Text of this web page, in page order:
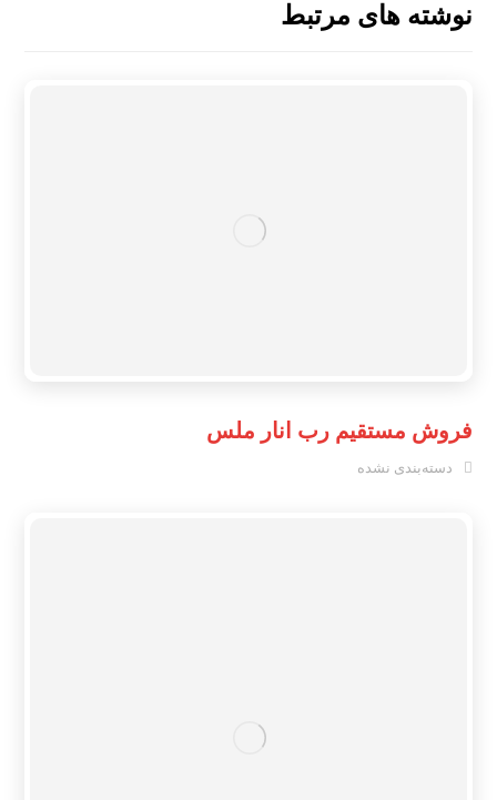
نوشته های مرتبط
فروش مستقیم رب انار ملس
دسته‌بندی نشده